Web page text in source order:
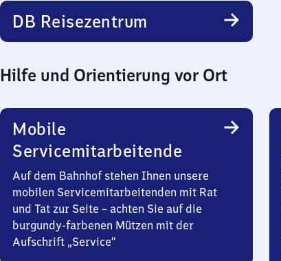
DB Reisezentrum
Hilfe und Orientierung vor Ort
Mobile
Servicemitarbeitende
Auf dem Bahnhof stehen Ihnen unsere
mobilen Servicemitarbeitenden mit Rat
und Tat zur Seite – achten Sie auf die
burgundy-farbenen Mützen mit der
Aufschrift „Service“